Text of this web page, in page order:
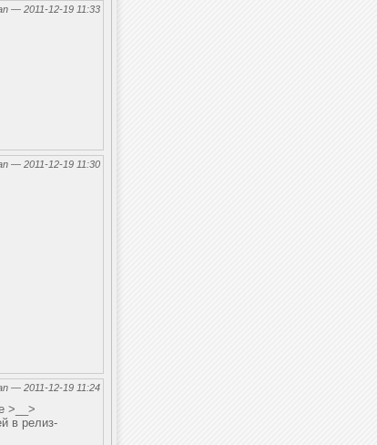
— 2011-12-19 11:33
— 2011-12-19 11:30
— 2011-12-19 11:24
>__>
в релиз-